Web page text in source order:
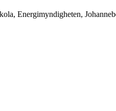
Energimyndigheten,